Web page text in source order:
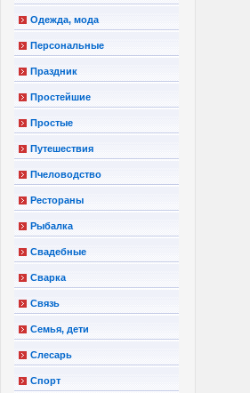
Одежда, мода
Персональные
Праздник
Простейшие
Простые
Путешествия
Пчеловодство
Рестораны
Рыбалка
Свадебные
Сварка
Связь
Семья, дети
Слесарь
Спорт